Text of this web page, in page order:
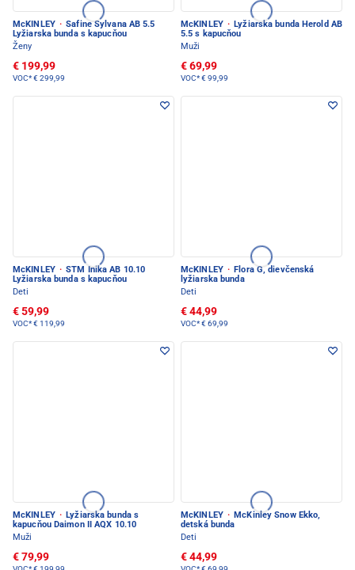
McKINLEY · Safine Sylvana AB 5.5
Lyžiarska bunda s kapucňou
Ženy
€ 199,99
VOC*€ 299,99
McKINLEY · Lyžiarska bunda Herold AB
5.5 s kapucňou
Muži
€ 69,99
VOC*€ 99,99
McKINLEY · STM Inika AB 10.10
Lyžiarska bunda s kapucňou
Deti
€ 59,99
VOC*€ 119,99
McKINLEY · Flora G, dievčenská
lyžiarska bunda
Deti
€ 44,99
VOC*€ 69,99
McKINLEY · Lyžiarska bunda s
kapucňou Daimon II AQX 10.10
Muži
€ 79,99
McKINLEY · McKinley Snow Ekko,
detská bunda
Deti
€ 44,99